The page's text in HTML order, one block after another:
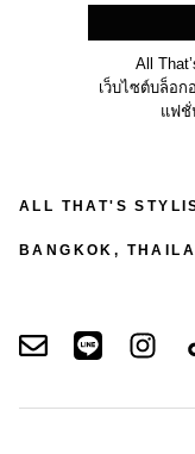
All
เว็บไซต์บล็อ
แฟชั่
ALL THAT'S
BANGKOK,